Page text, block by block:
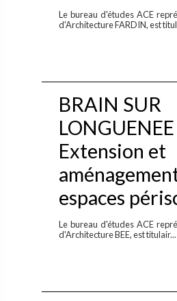
Le bureau d'études ACE
d'Architecture FARDIN, est
BRAIN SUR
Extension et
espaces
Le bureau d'études ACE
d'Architecture BEE, est titulair...